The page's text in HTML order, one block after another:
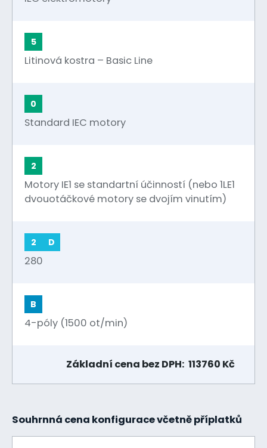
5
Litinová kostra – Basic Line
0
Standard IEC motory
2
Motory IE1 se standartní účinností (nebo 1LE1
dvouotáčkové motory se dvojím vinutím)
2 D
280
B
4-póly (1500 ot/min)
Základní cena bez DPH: 113760 Kč
Souhrnná cena konfigurace včetně příplatků